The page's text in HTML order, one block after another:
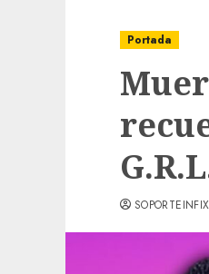
Portada
SOPORTEINFIX